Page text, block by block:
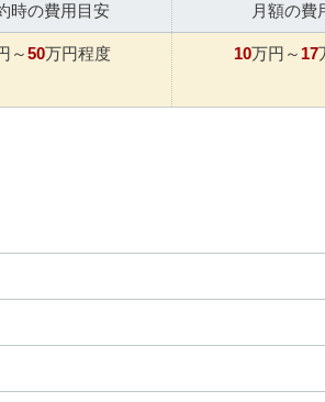
時の費用目安 月額の費
～50万円程度 10万円～ 17